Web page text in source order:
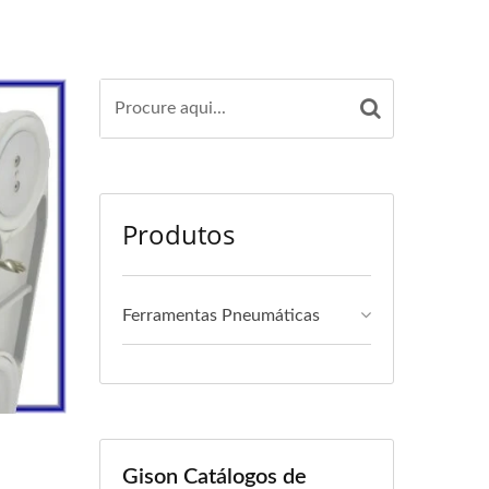
Produtos
Ferramentas Pneumáticas
Gison Catálogos de